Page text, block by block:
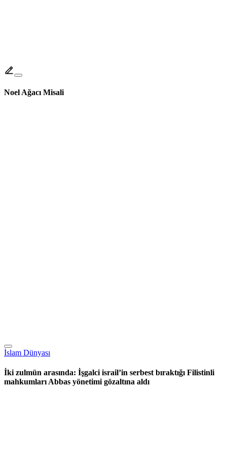
Noel Ağacı Misali
İslam Dünyası
İki zulmün arasında: İşgalci israil’in serbest bıraktığı Filistinli
mahkumları Abbas yönetimi gözaltına aldı